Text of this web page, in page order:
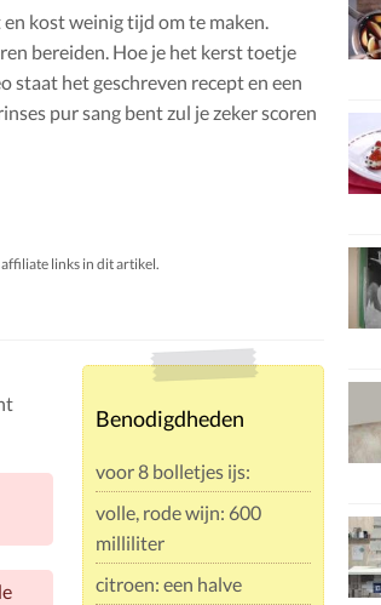
kost weinig tijd om te maken.
bereiden. Hoe je het kerst toetje
staat het geschreven recept en een
pur sang bent zul je zeker scoren
links in dit artikel.
Benodigdheden
voor 8 bolletjes ijs:
volle, rode wijn: 600
milliliter
citroen: een halve